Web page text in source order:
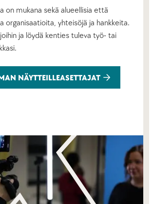
on mukana sekä alueellisia että
organisaatioita, yhteisöjä ja hankkeita.
ja löydä kenties tuleva työ- tai
NÄYTTEILLEASETTAJAT